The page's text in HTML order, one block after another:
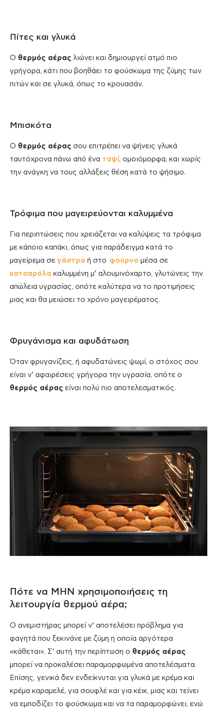
Πίτες και γλυκά
Ο θερμός αέρας λιώνει και δημιουργεί ατμό πιο
γρήγορα, κάτι που βοηθάει το φούσκωμα της ζύμης των
πιτών και σε γλυκά, όπως το κρουασάν.
Μπισκότα
Ο θερμός αέρας σου επιτρέπει να ψήνεις γλυκά
ταυτόχρονα πάνω από ένα ταψί, ομοιόμορφα, και χωρίς
την ανάγκη να τους αλλάξεις θέση κατά το ψήσιμο.
Τρόφιμα που μαγειρεύονται καλυμμένα
Για περιπτώσεις που χρειάζεται να καλύψεις τα τρόφιμα
με κάποιο καπάκι, όπως για παράδειγμα κατά το
μαγείρεμα σε γάστρα ή στο φούρνο μέσα σε
κατσαρόλα καλυμμένη μ’ αλουμινόχαρτο, γλυτώνεις την
απώλεια υγρασίας, οπότε καλύτερα να το προτιμήσεις
μιας και θα μειώσει το χρόνο μαγειρέματος.
Φρυγάνισμα και αφυδάτωση
Όταν φρυγανίζεις, ή αφυδατώνεις ψωμί, ο στόχος σου
είναι ν’ αφαιρέσεις γρήγορα την υγρασία, οπότε ο
θερμός αέρας είναι πολύ πιο αποτελεσματικός.
Πότε να ΜΗΝ χρησιμοποιήσεις τη
λειτουργία θερμού αέρα;
Ο ανεμιστήρας μπορεί ν’ αποτελέσει πρόβλημα για
φαγητά που ξεκινάνε με ζύμη η οποία αργότερα
«κάθεται». Σ’ αυτή την περίπτωση ο θερμός αέρας
μπορεί να προκαλέσει παραμορφωμένα αποτελέσματα.
Επίσης, γενικά δεν ενδείκνυται για γλυκά με κρέμα και
κρέμα καραμελέ, για σουφλέ και για κέικ, μιας και τείνει
να εμποδίζει το φούσκωμα και να τα παραμορφώνει, ενώ